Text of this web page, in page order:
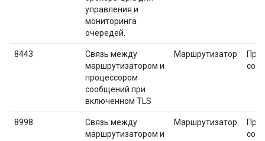
управления и
мониторинга
очередей.
8443
Связь между
маршрутизатором и
процессором
сообщений при
включенном TLS
Маршрутизатор
8998
Связь между
маршрутизатором и
Маршрутизатор